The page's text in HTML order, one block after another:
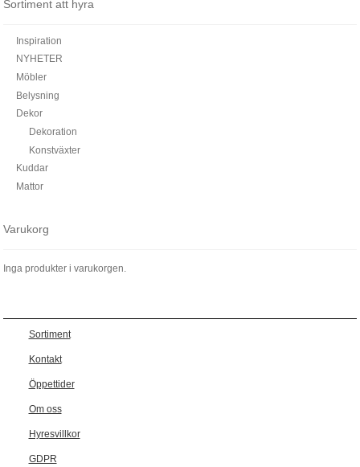
Sortiment att hyra
Inspiration
NYHETER
Möbler
Belysning
Dekor
Dekoration
Konstväxter
Kuddar
Mattor
Varukorg
Inga produkter i varukorgen.
Sortiment
Kontakt
Öppettider
Om oss
Hyresvillkor
GDPR